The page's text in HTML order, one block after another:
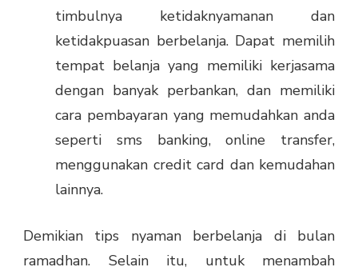
timbulnya ketidaknyamanan dan
ketidakpuasan berbelanja. Dapat memilih
tempat belanja yang memiliki kerjasama
dengan banyak perbankan, dan memiliki
cara pembayaran yang memudahkan anda
seperti sms banking, online transfer,
menggunakan credit card dan kemudahan
lainnya.
Demikian tips nyaman berbelanja di bulan
ramadhan. Selain itu, untuk menambah